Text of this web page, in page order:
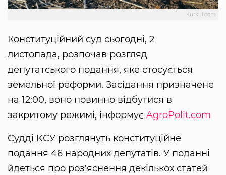
Kurkul.com
Конституційний суд сьогодні, 2
листопада, розпочав розгляд
депутатського подання, яке стосується
земельної реформи. Засідання призначене
на 12:00, воно повинно відбутися в
закритому режимі, інформує AgroPolit.com
Судді КСУ розглянуть конституційне
подання 46 народних депутатів. У поданні
йдеться про роз'яснення декількох статей